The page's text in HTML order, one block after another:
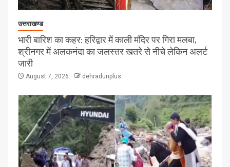
उत्तराखण्ड
भारी बारिश का कहर: हरिद्वार में काली मंदिर पर गिरा मलबा,
श्रीनगर में अलकनंदा का जलस्तर खतरे से नीचे लेकिन अलर्ट
जारी
August 7, 2026 dehradunplus